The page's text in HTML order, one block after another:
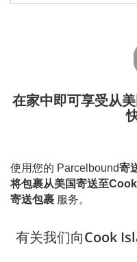
在家中即可享受从
使用您的 Parcelbound寄
将包裹从美国寄送至
寄送包裹 服务。
有关我们向Cook